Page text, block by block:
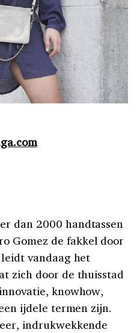
dan 2000 handtassen
Gomez de fakkel door
vandaag het
zich door de thuisstad
knowhow,
ijdele termen zijn.
indrukwekkende